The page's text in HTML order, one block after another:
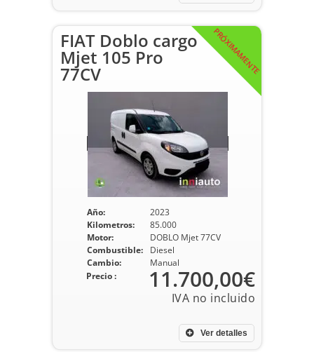
PRÓXIMAMENTE
FIAT Doblo cargo
Mjet 105 Pro
77CV
Año:
2023
Kilometros:
85.000
Motor:
DOBLO Mjet 77CV
Combustible:
Diesel
Cambio:
Manual
Ver detalles
Precio : 11.700,00€